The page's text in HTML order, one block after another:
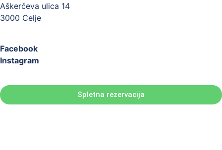
Aškerčeva ulica 14
3000 Celje
Facebook
Instagram
Spletna rezervacija